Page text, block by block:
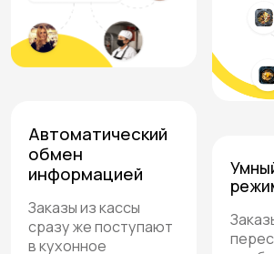
Обратная связь с выдачей и
официантами
Просмотр техкарты и рецептуры
Автораспределение блюд по
Можно совместно с чеками
На базе Android
7 000 руб. в год